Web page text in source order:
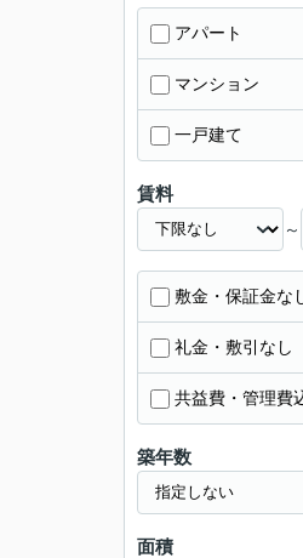
アパート
マンション
一戸建て
賃料
～
敷金・保証金な
礼金・敷引なし
共益費・管理費
築年数
面積